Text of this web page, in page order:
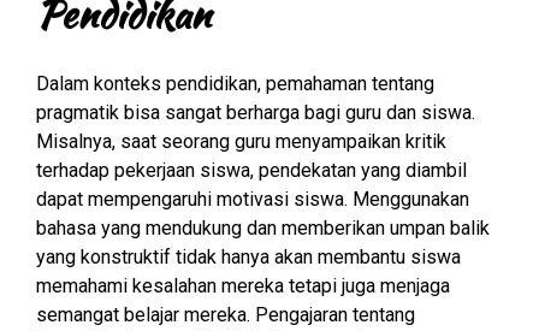
Pendidikan
Dalam konteks pendidikan, pemahaman tentang
pragmatik bisa sangat berharga bagi guru dan siswa.
Misalnya, saat seorang guru menyampaikan kritik
terhadap pekerjaan siswa, pendekatan yang diambil
dapat mempengaruhi motivasi siswa. Menggunakan
bahasa yang mendukung dan memberikan umpan balik
yang konstruktif tidak hanya akan membantu siswa
memahami kesalahan mereka tetapi juga menjaga
semangat belajar mereka. Pengajaran tentang